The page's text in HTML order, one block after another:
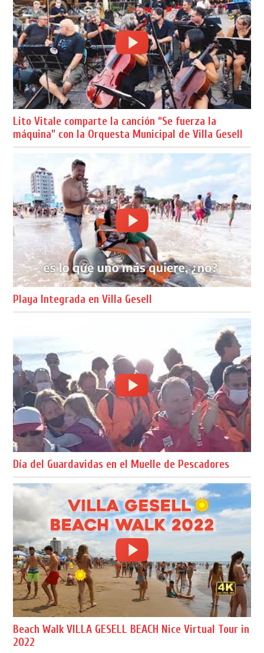
Lito Vitale comparte la canción “Se fuerza la
máquina" con la Orquesta Municipal de Villa Gesell
Playa Integrada en Villa Gesell
Día del Guardavidas en el Muelle de Pescadores
Beach Walk VILLA GESELL BEACH Nice Virtual Tour in
2022